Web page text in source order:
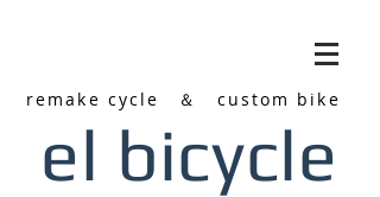
remake cycle ＆ custom bike
el bicycle